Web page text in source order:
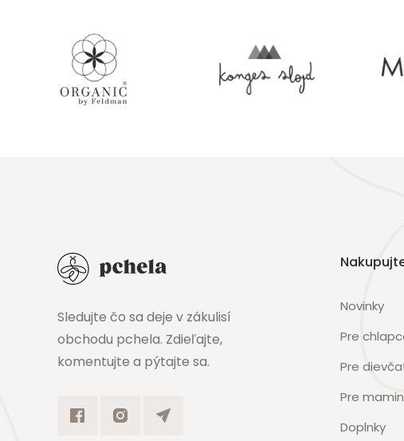
Sledujte čo sa deje v zákulisí
obchodu pchela. Zdieľajte,
komentujte a pýtajte sa.
Novinky
Pre
Pre
Pre
Doplnky